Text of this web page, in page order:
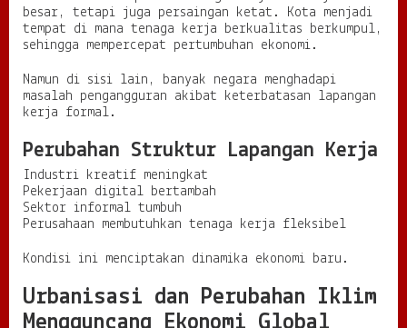
besar, tetapi juga persaingan ketat. Kota menjadi
tempat di mana tenaga kerja berkualitas berkumpul,
sehingga mempercepat pertumbuhan ekonomi.
Namun di sisi lain, banyak negara menghadapi
masalah pengangguran akibat keterbatasan lapangan
kerja formal.
Perubahan Struktur Lapangan Kerja
Industri kreatif meningkat
Pekerjaan digital bertambah
Sektor informal tumbuh
Perusahaan membutuhkan tenaga kerja fleksibel
Kondisi ini menciptakan dinamika ekonomi baru.
Urbanisasi dan Perubahan Iklim